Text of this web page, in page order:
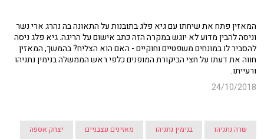
המאזין פתח את שיחתו עם גיא פלג בתובנות על התאונה בה נהרג ארי נשר
וניסה להבין מדוע לא יוגש במקרה הזה כתב אישום על הריגה. גיא פלג ניסה
להסביר לו במונחים משפטיים וחוקיים - האם הוא הצליח? בהמשך, המאזין
חווה את דעתו על חצי הביקורת המופנים כלפי ראש הממשלה בנימין נתניהו
ורעייתו.
24/10/2018
שרה נתניהו בנימין נתניהו מאזינים עצבניים
יצחק אספה